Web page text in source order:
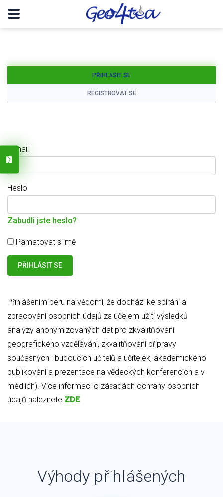
PŘIHLÁSIT SE
REGISTROVAT SE
E-mail
Heslo
Zabudli jste heslo?
Pamatovat si mě
Přihlášením beru na vědomí, že dochází ke sbírání a
zpracování osobních údajů za účelem užití výsledků
analýzy anonymizovaných dat pro zkvalitňování
geografického vzdělávání, zkvalitňování přípravy
současných i budoucích učitelů a učitelek, akademického
publikování a prezentace na vědeckých konferencích a v
médiích). Více informací o zásadách ochrany osobních
údajů naleznete ZDE
Výhody přihlášených